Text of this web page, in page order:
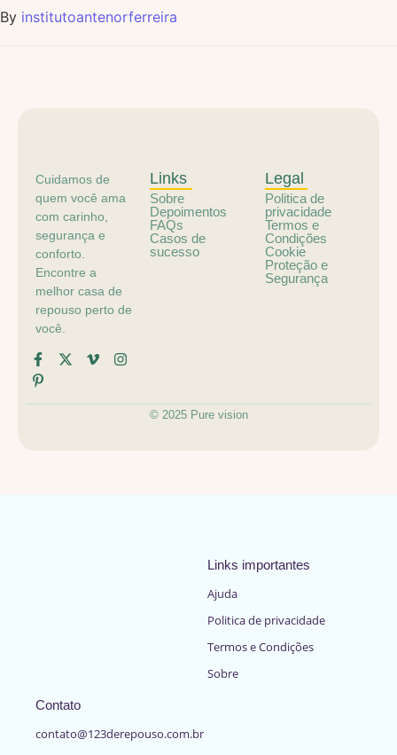
By institutoantenorferreira
Cuidamos de
quem você ama
com carinho,
segurança e
conforto.
Encontre a
melhor casa de
repouso perto de
você.
Links
Sobre
Depoimentos
FAQs
Casos de
sucesso
Legal
Politica de
privacidade
Termos e
Condições
Cookie
Proteção e
Segurança
© 2025 Pure vision
Links importantes
Ajuda
Politica de privacidade
Termos e Condições
Sobre
Contato
contato@123derepouso.com.br